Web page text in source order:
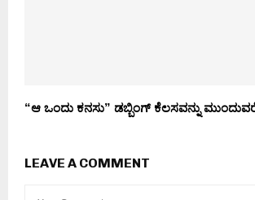
“ಆ ಒಂದು ಕನಸು” ಡಬ್ಬಿಂಗ್ ಕೆಲಸವನ್ನು
LEAVE A COMMENT